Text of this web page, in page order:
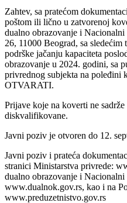
Zahtev, sa pratećom
poštom ili lično u zatvorenoj
dualno obrazovanje i
26, 11000 Beograd, sa
podrške jačanju kapaciteta
obrazovanje u 2024. godini, sa
privrednog subjekta na poleđini
OTVARATI.
Prijave koje na koverti ne
diskvalifikovane.
Javni poziv je otvoren do 12.
Javni poziv i prateća
stranici Ministarstva privrede:
dualno obrazovanje i
www.dualnok.gov.rs, kao i na
www.preduzetnistvo.gov.rs